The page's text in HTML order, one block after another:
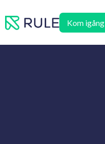
till
Kom igång